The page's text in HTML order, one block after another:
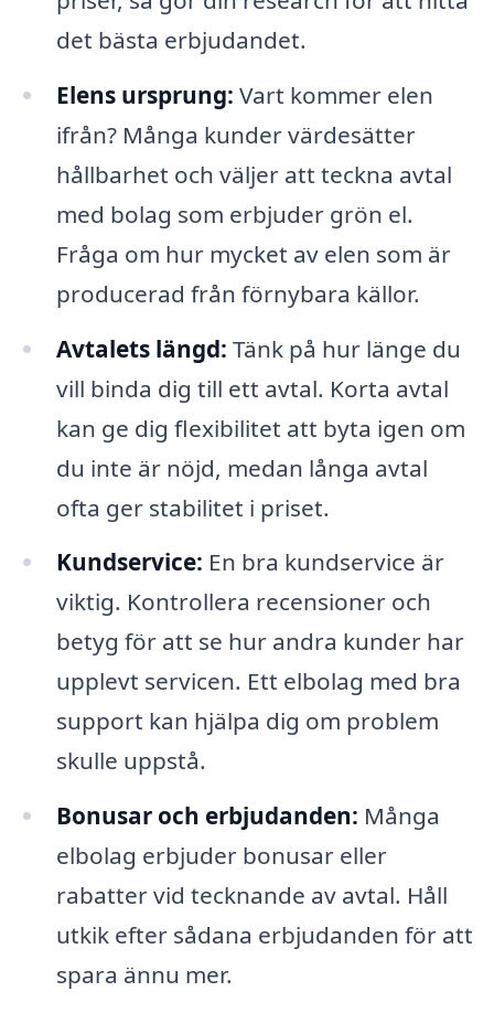
det bästa erbjudandet.
Elens ursprung: Vart kommer elen
ifrån? Många kunder värdesätter
hållbarhet och väljer att teckna avtal
med bolag som erbjuder grön el.
Fråga om hur mycket av elen som är
producerad från förnybara källor.
Avtalets längd: Tänk på hur länge du
vill binda dig till ett avtal. Korta avtal
kan ge dig flexibilitet att byta igen om
du inte är nöjd, medan långa avtal
ofta ger stabilitet i priset.
Kundservice: En bra kundservice är
viktig. Kontrollera recensioner och
betyg för att se hur andra kunder har
upplevt servicen. Ett elbolag med bra
support kan hjälpa dig om problem
skulle uppstå.
Bonusar och erbjudanden: Många
elbolag erbjuder bonusar eller
rabatter vid tecknande av avtal. Håll
utkik efter sådana erbjudanden för att
spara ännu mer.